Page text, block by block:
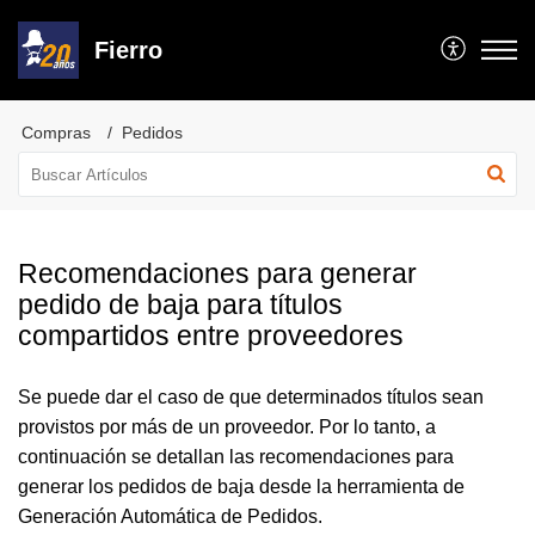
Fierro
Compras Pedidos
Recomendaciones para generar
pedido de baja para títulos
compartidos entre proveedores
Se puede dar el caso de que determinados títulos sean
provistos por más de un proveedor. Por lo tanto, a
continuación se detallan las recomendaciones para
generar los pedidos de baja desde la herramienta de
Generación Automática de Pedidos.